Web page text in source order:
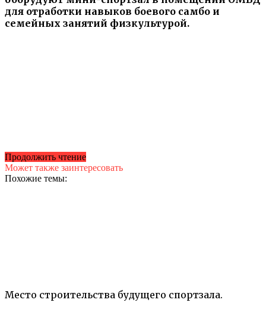
для отработки навыков боевого самбо и
семейных занятий физкультурой.
Место строительства будущего спортзала.
Продолжить чтение
Может также заинтересовать
Похожие темы: